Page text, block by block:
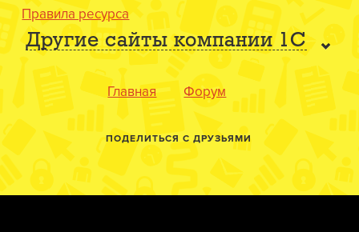
Правила ресурса
Другие сайты компании 1С
Главная Форум
ПОДЕЛИТЬСЯ С ДРУЗЬЯМИ